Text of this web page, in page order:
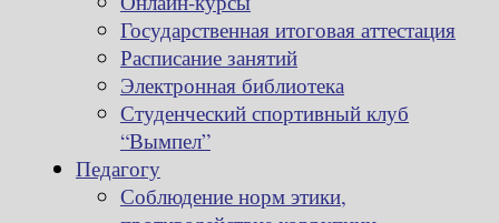
Государственная итоговая аттестация
Расписание занятий
Электронная библиотека
Студенческий спортивный клуб
“Вымпел”
Педагогу
Соблюдение норм этики,